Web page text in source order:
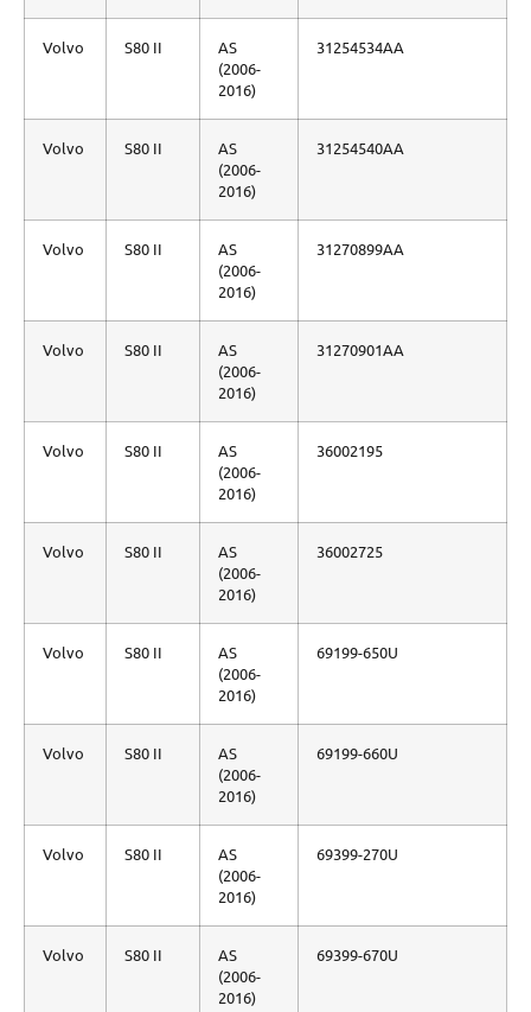
Volvo S80 II
AS
(2006-
2016)
31254534AA
Volvo S80 II
AS
(2006-
2016)
31254540AA
Volvo S80 II
AS
(2006-
2016)
31270899AA
Volvo S80 II
AS
(2006-
2016)
31270901AA
Volvo S80 II
AS
(2006-
2016)
36002195
Volvo S80 II
AS
(2006-
2016)
36002725
Volvo S80 II
AS
(2006-
2016)
69199-650U
Volvo S80 II
AS
(2006-
2016)
69199-660U
Volvo S80 II
AS
(2006-
2016)
69399-270U
Volvo S80 II
AS
(2006-
2016)
69399-670U